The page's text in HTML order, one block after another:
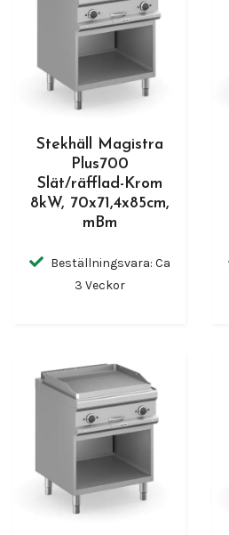
Stekhäll Magistra
Plus700
Slät/räfflad-Krom
8kW, 70x71,4x85cm,
mBm
Beställningsvara: Ca
3 Veckor